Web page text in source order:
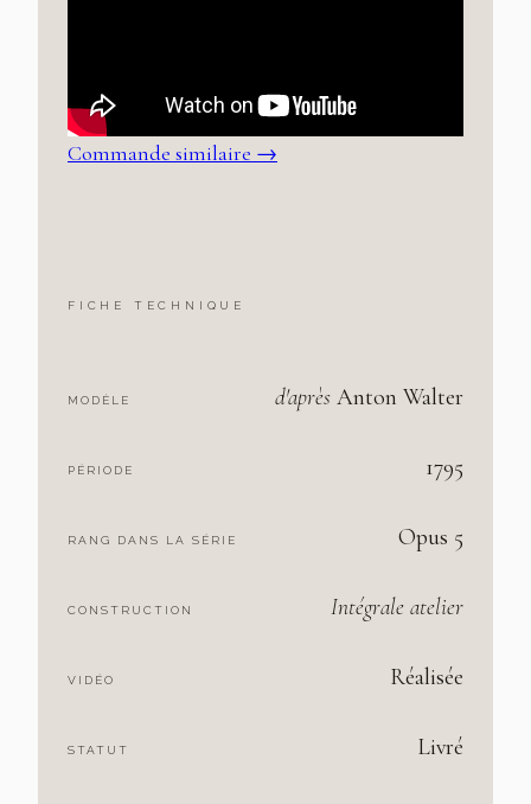
Commande similaire →
FICHE TECHNIQUE
MODÈLE d'après Anton Walter
PÉRIODE 1795
RANG DANS LA SÉRIE Opus 5
CONSTRUCTION Intégrale atelier
VIDÉO Réalisée
STATUT Livré